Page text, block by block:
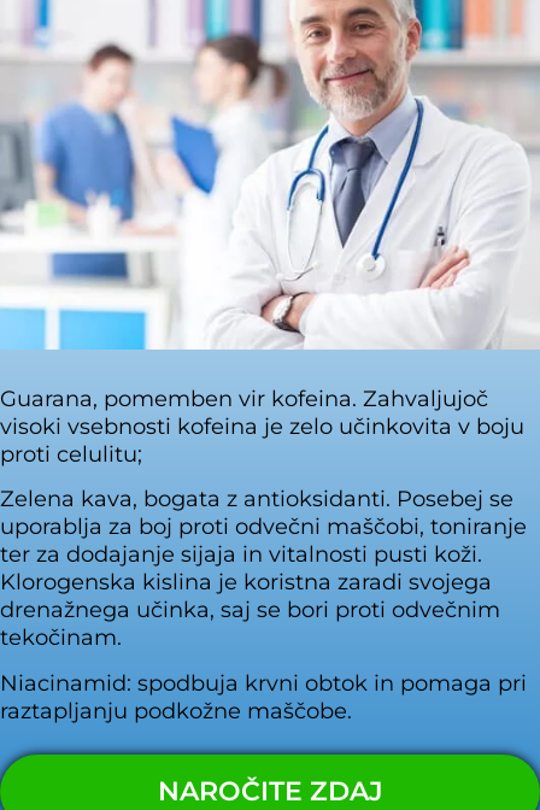
Guarana, pomemben vir kofeina. Zahvaljujoč
visoki vsebnosti kofeina je zelo učinkovita v boju
proti celulitu;
Zelena kava, bogata z antioksidanti. Posebej se
uporablja za boj proti odvečni maščobi, toniranje
ter za dodajanje sijaja in vitalnosti pusti koži.
Klorogenska kislina je koristna zaradi svojega
drenažnega učinka, saj se bori proti odvečnim
tekočinam.
Niacinamid: spodbuja krvni obtok in pomaga pri
raztapljanju podkožne maščobe.
NAROČITE ZDAJ